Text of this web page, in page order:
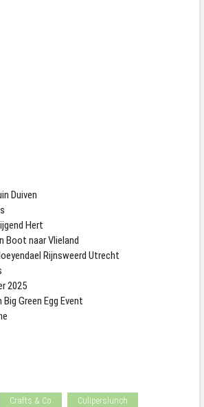
Duiven
Hert
Boot naar Vlieland
Rijnsweerd Utrecht
2025
Big Green Egg Event
Crafts & Co Culiperslunch